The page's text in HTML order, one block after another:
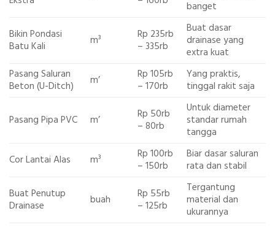
banget
Bikin Pondasi
Batu Kali
m³
Rp 235rb
– 335rb
Buat dasar
drainase yang
extra kuat
Pasang Saluran
Beton (U-Ditch)
m’
Rp 105rb
– 170rb
Yang praktis,
tinggal rakit saja
Pasang Pipa PVC m’
Rp 50rb
– 80rb
Untuk diameter
standar rumah
tangga
Cor Lantai Alas m³
Rp 100rb
– 150rb
Biar dasar saluran
rata dan stabil
Buat Penutup
Drainase
buah
Rp 55rb
– 125rb
Tergantung
material dan
ukurannya